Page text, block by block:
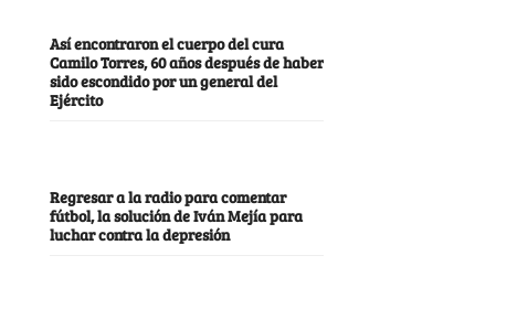
Así encontraron el cuerpo del cura
Camilo Torres, 60 años después de haber
sido escondido por un general del
Ejército
Regresar a la radio para comentar
fútbol, la solución de Iván Mejía para
luchar contra la depresión